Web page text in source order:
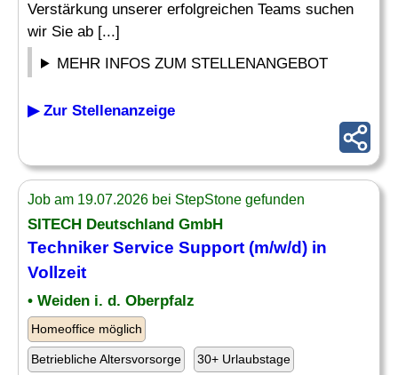
Verstärkung unserer erfolgreichen Teams suchen
wir Sie ab [...]
MEHR INFOS ZUM STELLENANGEBOT
▶ Zur Stellenanzeige
Job am 19.07.2026 bei StepStone gefunden
SITECH Deutschland GmbH
Techniker Service Support (m/w/d) in
Vollzeit
• Weiden i. d. Oberpfalz
Homeoffice möglich
Betriebliche Altersvorsorge 30+ Urlaubstage